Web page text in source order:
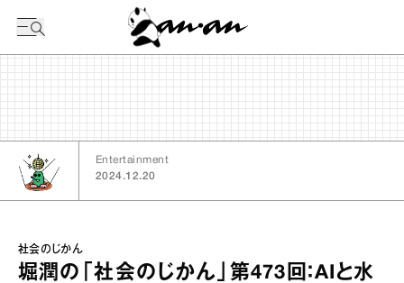
Entertainment
2024.12.20
社会のじかん
堀潤の「社会のじかん」第473回：AIと水